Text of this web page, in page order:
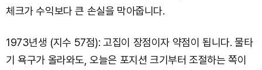
체크가 수익보다 큰 손실을 막아줍니다.
1973년생 (지수 57점): 고집이 장점이자 약점이 됩니다. 물타
기 욕구가 올라와도, 오늘은 포지션 크기부터 조절하는 쪽이